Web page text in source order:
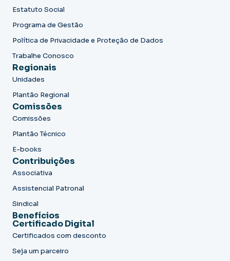
Estatuto Social
Programa de Gestão
Política de Privacidade e Proteção de Dados
Trabalhe Conosco
Regionais
Unidades
Plantão Regional
Comissões
Comissões
Plantão Técnico
E-books
Contribuições
Associativa
Assistencial Patronal
Sindical
Benefícios
Certificado Digital
Certificados com desconto
Seja um parceiro